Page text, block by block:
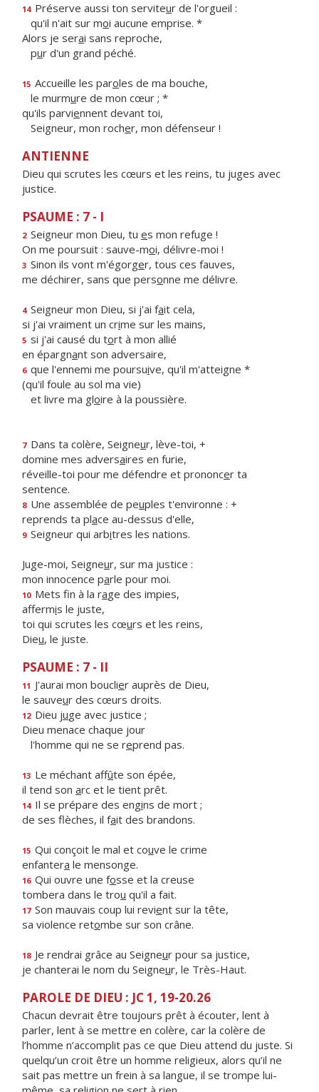
14 Préserve aussi ton serviteur de l'orgueil :
qu'il n'ait sur moi aucune emprise. *
Alors je serai sans reproche,
pur d'un grand péché.
15 Accueille les paroles de ma bouche,
le murmure de mon cœur ; *
qu'ils parviennent devant toi,
Seigneur, mon rocher, mon défenseur !
ANTIENNE
Dieu qui scrutes les cœurs et les reins, tu juges avec
justice.
PSAUME : 7 - I
2 Seigneur mon Dieu, tu es mon refuge !
On me poursuit : sauve-moi, délivre-moi !
3 Sinon ils vont m'égorger, tous ces fauves,
me déchirer, sans que personne me délivre.
4 Seigneur mon Dieu, si j'ai fait cela,
si j'ai vraiment un crime sur les mains,
5 si j'ai causé du tort à mon allié
en épargnant son adversaire,
6 que l'ennemi me poursuive, qu'il m'atteigne *
(qu'il foule au sol ma vie)
et livre ma gloire à la poussière.
7 Dans ta colère, Seigneur, lève-toi, +
domine mes adversaires en furie,
réveille-toi pour me défendre et prononcer ta
sentence.
8 Une assemblée de peuples t'environne : +
reprends ta place au-dessus d'elle,
9 Seigneur qui arbitres les nations.
Juge-moi, Seigneur, sur ma justice :
mon innocence parle pour moi.
10 Mets fin à la rage des impies,
affermis le juste,
toi qui scrutes les cœurs et les reins,
Dieu, le juste.
PSAUME : 7 - II
11 J'aurai mon bouclier auprès de Dieu,
le sauveur des cœurs droits.
12 Dieu juge avec justice ;
Dieu menace chaque jour
l'homme qui ne se reprend pas.
13 Le méchant affûte son épée,
il tend son arc et le tient prêt.
14 Il se prépare des engins de mort ;
de ses flèches, il fait des brandons.
15 Qui conçoit le mal et couve le crime
enfantera le mensonge.
16 Qui ouvre une fosse et la creuse
tombera dans le trou qu'il a fait.
17 Son mauvais coup lui revient sur la tête,
sa violence retombe sur son crâne.
18 Je rendrai grâce au Seigneur pour sa justice,
je chanterai le nom du Seigneur, le Très-Haut.
PAROLE DE DIEU : JC 1, 19-20.26
Chacun devrait être toujours prêt à écouter, lent à
parler, lent à se mettre en colère, car la colère de
l’homme n’accomplit pas ce que Dieu attend du juste. Si
quelqu’un croit être un homme religieux, alors qu’il ne
sait pas mettre un frein à sa langue, il se trompe lui-